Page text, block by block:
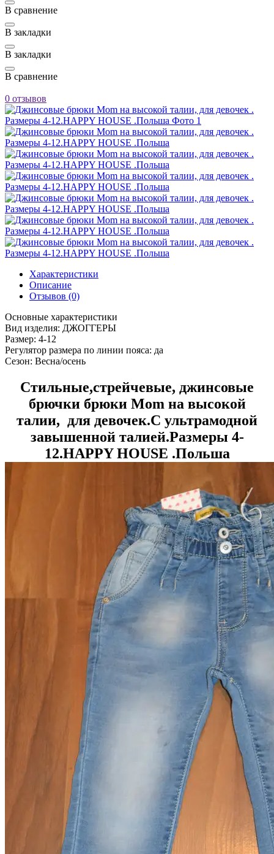
В сравнение
В закладки
В закладки
В сравнение
0 отзывов
Характеристики
Описание
Отзывов (0)
Основные характеристики
Вид изделия: ДЖОГГЕРЫ
Размер: 4-12
Регулятор размера по линии пояса: да
Сезон: Весна/осень
Стильные,стрейчевые, джинсовые
брючки брюки Mom на высокой
талии, для девочек.С ультрамодной
завышенной талией.Размеры 4-
12.HAPPY HOUSE .Польша